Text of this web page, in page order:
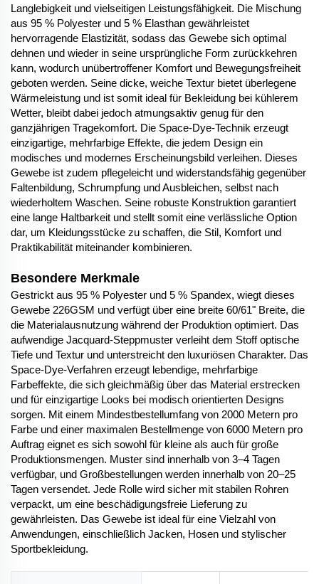
Langlebigkeit und vielseitigen Leistungsfähigkeit. Die Mischung
aus 95 % Polyester und 5 % Elasthan gewährleistet
hervorragende Elastizität, sodass das Gewebe sich optimal
dehnen und wieder in seine ursprüngliche Form zurückkehren
kann, wodurch unübertroffener Komfort und Bewegungsfreiheit
geboten werden. Seine dicke, weiche Textur bietet überlegene
Wärmeleistung und ist somit ideal für Bekleidung bei kühlerem
Wetter, bleibt dabei jedoch atmungsaktiv genug für den
ganzjährigen Tragekomfort. Die Space-Dye-Technik erzeugt
einzigartige, mehrfarbige Effekte, die jedem Design ein
modisches und modernes Erscheinungsbild verleihen. Dieses
Gewebe ist zudem pflegeleicht und widerstandsfähig gegenüber
Faltenbildung, Schrumpfung und Ausbleichen, selbst nach
wiederholtem Waschen. Seine robuste Konstruktion garantiert
eine lange Haltbarkeit und stellt somit eine verlässliche Option
dar, um Kleidungsstücke zu schaffen, die Stil, Komfort und
Praktikabilität miteinander kombinieren.
Besondere Merkmale
Gestrickt aus 95 % Polyester und 5 % Spandex, wiegt dieses
Gewebe 226GSM und verfügt über eine breite 60/61" Breite, die
die Materialausnutzung während der Produktion optimiert. Das
aufwendige Jacquard-Steppmuster verleiht dem Stoff optische
Tiefe und Textur und unterstreicht den luxuriösen Charakter. Das
Space-Dye-Verfahren erzeugt lebendige, mehrfarbige
Farbeffekte, die sich gleichmäßig über das Material erstrecken
und für einzigartige Looks bei modisch orientierten Designs
sorgen. Mit einem Mindestbestellumfang von 2000 Metern pro
Farbe und einer maximalen Bestellmenge von 6000 Metern pro
Auftrag eignet es sich sowohl für kleine als auch für große
Produktionsmengen. Muster sind innerhalb von 3–4 Tagen
verfügbar, und Großbestellungen werden innerhalb von 20–25
Tagen versendet. Jede Rolle wird sicher mit stabilen Rohren
verpackt, um eine beschädigungsfreie Lieferung zu
gewährleisten. Das Gewebe ist ideal für eine Vielzahl von
Anwendungen, einschließlich Jacken, Hosen und stylischer
Sportbekleidung.